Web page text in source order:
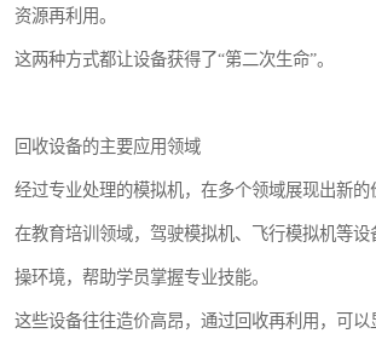
资源再利用。
这两种方式都让设备获得了“第二次生命”。
回收设备的主要应用领域
经过专业处理的模拟机，在多个领域展现出新的
在教育培训领域，驾驶模拟机、飞行模拟机等
操环境，帮助学员掌握专业技能。
这些设备往往造价高昂，通过回收再利用，可